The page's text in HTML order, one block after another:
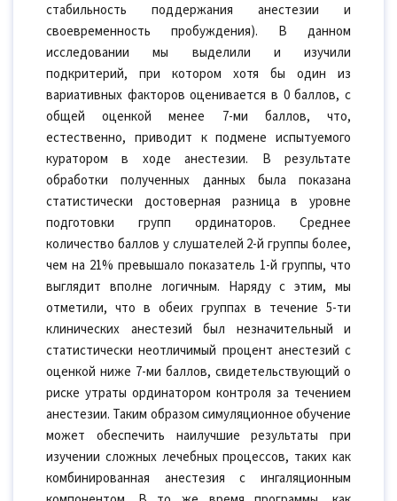
стабильность поддержания анестезии и
своевременность пробуждения). В данном
исследовании мы выделили и изучили
подкритерий, при котором хотя бы один из
вариативных факторов оценивается в 0 баллов, с
общей оценкой менее 7-ми баллов, что,
естественно, приводит к подмене испытуемого
куратором в ходе анестезии. В результате
обработки полученных данных была показана
статистически достоверная разница в уровне
подготовки групп ординаторов. Среднее
количество баллов у слушателей 2-й группы более,
чем на 21% превышало показатель 1-й группы, что
выглядит вполне логичным. Наряду с этим, мы
отметили, что в обеих группах в течение 5-ти
клинических анестезий был незначительный и
статистически неотличимый процент анестезий с
оценкой ниже 7-ми баллов, свидетельствующий о
риске утраты ординатором контроля за течением
анестезии. Таким образом симуляционное обучение
может обеспечить наилучшие результаты при
изучении сложных лечебных процессов, таких как
комбинированная анестезия с ингаляционным